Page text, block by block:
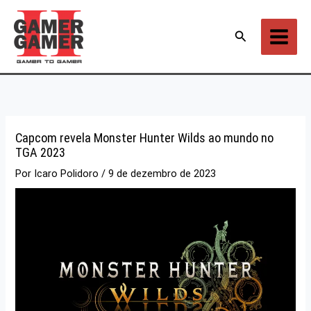
para
conteúdo
Pesquisar
Capcom revela Monster Hunter Wilds ao mundo no
TGA 2023
Por Icaro Polidoro/9 de dezembro de 2023